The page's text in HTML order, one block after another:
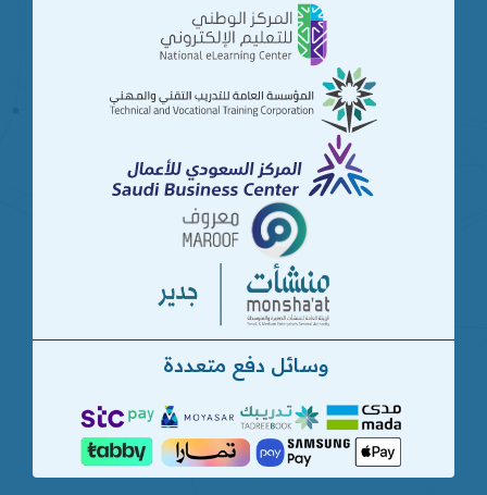
وسائل دفع متعددة